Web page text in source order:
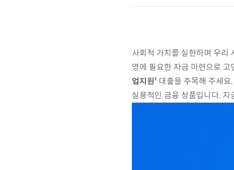
사회적 가치를 실현하며 우리
영에 필요한 자금 마련으로
업지원' 대출을 주목해 주세
실용적인 금융 상품입니다.